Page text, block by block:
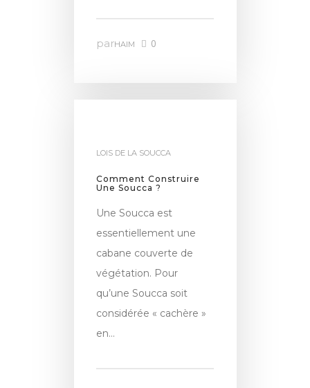
parHAIM 0
LOIS DE LA SOUCCA
Comment Construire
Une Soucca ?
Une Soucca est
essentiellement une
cabane couverte de
végétation. Pour
qu’une Soucca soit
considérée « cachère »
en…